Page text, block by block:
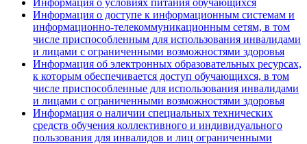
Информация о условиях питания обучающихся
Информация о доступе к информационным системам и
информационно-телекоммуникационным сетям, в том
числе приспособленным для использования инвалидами
и лицами с ограниченными возможностями здоровья
Информация об электронных образовательных ресурсах,
к которым обеспечивается доступ обучающихся, в том
числе приспособленные для использования инвалидами
и лицами с ограниченными возможностями здоровья
Информация о наличии специальных технических
средств обучения коллективного и индивидуального
пользования для инвалидов и лиц ограниченными